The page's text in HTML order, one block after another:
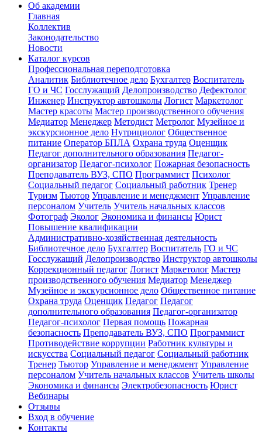
Об академии
Главная
Коллектив
Законодательство
Новости
Каталог курсов
Профессиональная переподготовка
Аналитик Библиотечное дело Бухгалтер Воспитатель
ГО и ЧС Госслужащий Делопроизводство Дефектолог
Инженер Инструктор автошколы Логист Маркетолог
Мастер красоты Мастер производственного обучения
Медиатор Менеджер Методист Метролог Музейное и
экскурсионное дело Нутрициолог Общественное
питание Оператор БПЛА Охрана труда Оценщик
Педагог дополнительного образования Педагог-
организатор Педагог-психолог Пожарная безопасность
Преподаватель ВУЗ, СПО Программист Психолог
Социальный педагог Социальный работник Тренер
Туризм Тьютор Управление и менеджмент Управление
персоналом Учитель Учитель начальных классов
Фотограф Эколог Экономика и финансы Юрист
Повышение квалификации
Административно-хозяйственная деятельность
Библиотечное дело Бухгалтер Воспитатель ГО и ЧС
Госслужащий Делопроизводство Инструктор автошколы
Коррекционный педагог Логист Маркетолог Мастер
производственного обучения Медиатор Менеджер
Музейное и экскурсионное дело Общественное питание
Охрана труда Оценщик Педагог Педагог
дополнительного образования Педагог-организатор
Педагог-психолог Первая помощь Пожарная
безопасность Преподаватель ВУЗ, СПО Программист
Противодействие коррупции Работник культуры и
искусства Социальный педагог Социальный работник
Тренер Тьютор Управление и менеджмент Управление
персоналом Учитель начальных классов Учитель школы
Экономика и финансы Электробезопасность Юрист
Вебинары
Отзывы
Вход в обучение
Контакты